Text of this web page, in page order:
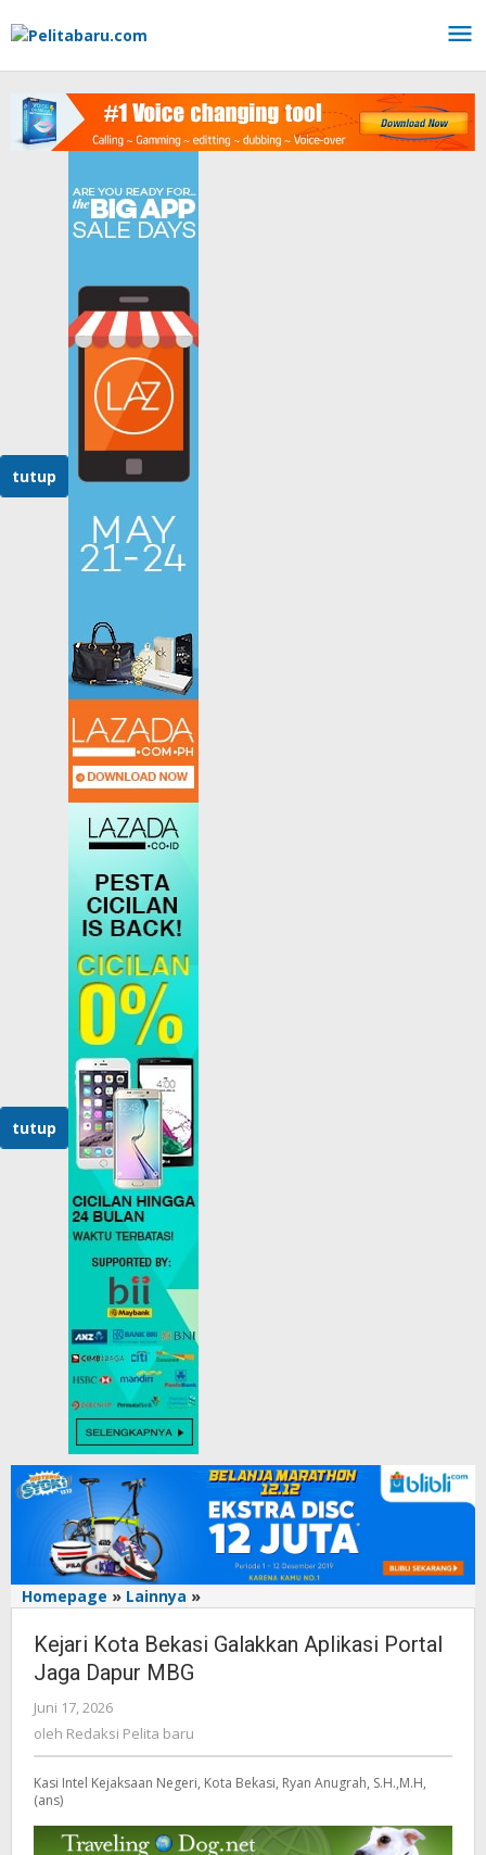
ke
tutup
tutup
Homepage » Lainnya »
Bekasi
Dapur
MBG
Kejari Kota Bekasi Galakkan Aplikasi Portal
Jaga Dapur MBG
Juni 17, 2026
Redaksi
oleh Redaksi Pelita baru
Kasi Intel Kejaksaan Negeri, Kota Bekasi, Ryan Anugrah, S.H.,M.H,
(ans)